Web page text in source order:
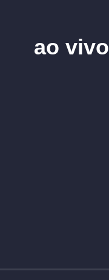
ao vivo